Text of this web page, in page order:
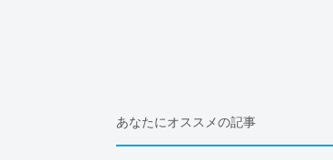
あなたにオススメの記事